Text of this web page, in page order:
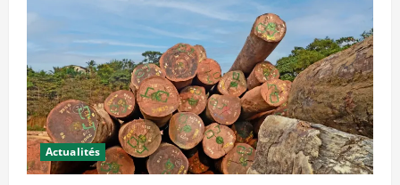
p
l
u
s
s
u
r
P
r
o
t
Actualités